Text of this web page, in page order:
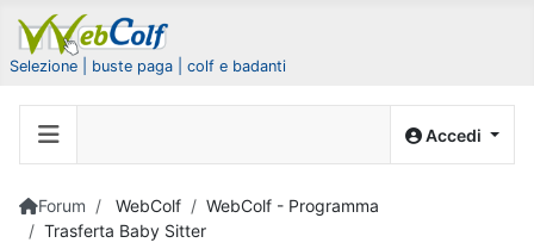
Selezione | buste paga | colf e badanti
Accedi
Forum WebColf
WebColf - Programma
Trasferta Baby Sitter